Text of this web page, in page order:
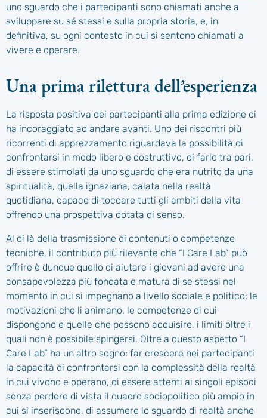
uno sguardo che i partecipanti sono chiamati anche a
sviluppare su sé stessi e sulla propria storia, e, in
definitiva, su ogni contesto in cui si sentono chiamati a
vivere e operare.
Una prima rilettura dell’esperienza
La risposta positiva dei partecipanti alla prima edizione ci
ha incoraggiato ad andare avanti. Uno dei riscontri più
ricorrenti di apprezzamento riguardava la possibilità di
confrontarsi in modo libero e costruttivo, di farlo tra pari,
di essere stimolati da uno sguardo che era nutrito da una
spiritualità, quella ignaziana, calata nella realtà
quotidiana, capace di toccare tutti gli ambiti della vita
offrendo una prospettiva dotata di senso.
Al di là della trasmissione di contenuti o competenze
tecniche, il contributo più rilevante che “I Care Lab” può
offrire è dunque quello di aiutare i giovani ad avere una
consapevolezza più fondata e matura di se stessi nel
momento in cui si impegnano a livello sociale e politico: le
motivazioni che li animano, le competenze di cui
dispongono e quelle che possono acquisire, i limiti oltre i
quali non è possibile spingersi. Oltre a questo aspetto “I
Care Lab” ha un altro sogno: far crescere nei partecipanti
la capacità di confrontarsi con la complessità della realtà
in cui vivono e operano, di essere attenti ai singoli episodi
senza perdere di vista il quadro sociopolitico più ampio in
cui si inseriscono, di assumere lo sguardo di realtà anche